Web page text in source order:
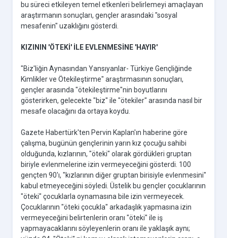
bu süreci etkileyen temel etkenleri belirlemeyi amaçlayan
araştırmanın sonuçları, gençler arasındaki "sosyal
mesafenin" uzaklığını gösterdi.
KIZININ 'ÖTEKİ' İLE EVLENMESİNE 'HAYIR'
"Biz'liğin Aynasından Yansıyanlar- Türkiye Gençliğinde
Kimlikler ve Ötekileştirme" araştırmasının sonuçları,
gençler arasında "ötekileştirme"nin boyutlarını
gösterirken, gelecekte "biz" ile "ötekiler" arasında nasıl bir
mesafe olacağını da ortaya koydu.
Gazete Habertürk'ten Pervin Kaplan'ın haberine göre
çalışma, bugünün gençlerinin yarın kız çocuğu sahibi
olduğunda, kızlarının, "öteki" olarak gördükleri gruptan
biriyle evlenmelerine izin vermeyeceğini gösterdi. 100
gençten 90'ı, "kızlarının diğer gruptan birisiyle evlenmesini"
kabul etmeyeceğini söyledi. Üstelik bu gençler çocuklarının
"öteki" çocuklarla oynamasına bile izin vermeyecek.
Çocuklarının "öteki çocukla" arkadaşlık yapmasına izin
vermeyeceğini belirtenlerin oranı "öteki" ile iş
yapmayacaklarını söyleyenlerin oranı ile yaklaşık aynı;